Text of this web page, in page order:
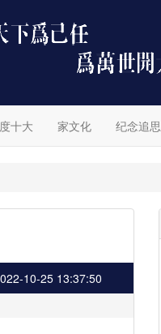
十大 家文化 纪念追思
10-25 13:37:50